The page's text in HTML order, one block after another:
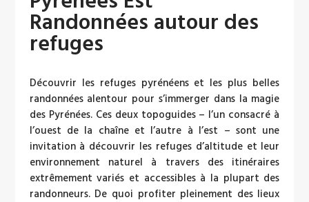
Randonnées autour des
refuges
Découvrir les refuges pyrénéens et les plus belles
randonnées alentour pour s’immerger dans la magie
des Pyrénées. Ces deux topoguides – l’un consacré à
l’ouest de la chaîne et l’autre à l’est – sont une
invitation à découvrir les refuges d’altitude et leur
environnement naturel à travers des itinéraires
extrêmement variés et accessibles à la plupart des
randonneurs. De quoi profiter pleinement des lieux